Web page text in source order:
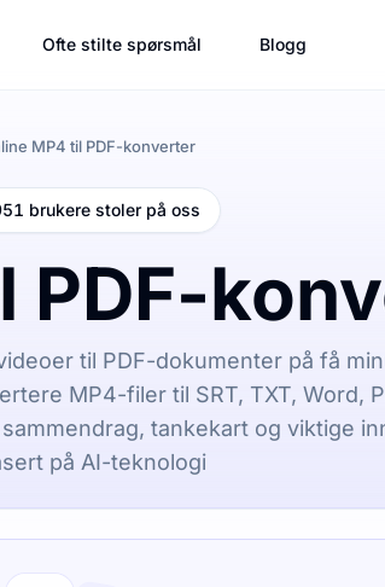
Ofte stilte spørsmål Blogg
MP4 til PDF-konverter
brukere stoler på oss
PDF-
til PDF-dokumenter på få
MP4-filer til SRT, TXT, Word,
tankekart og viktige
på AI-teknologi